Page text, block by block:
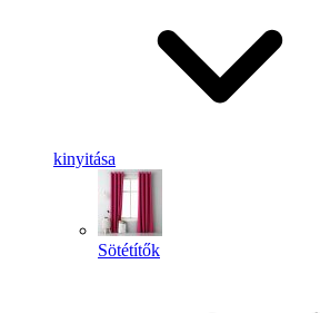
kinyitása
Sötétítők